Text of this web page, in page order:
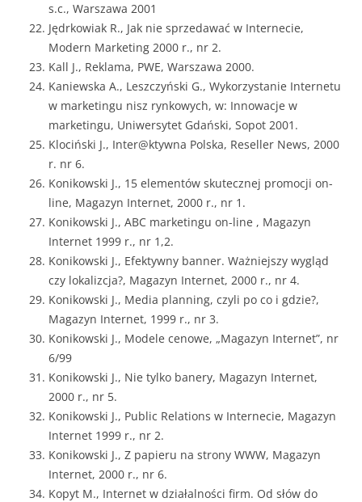
s.c., Warszawa 2001
Jędrkowiak R., Jak nie sprzedawać w Internecie,
Modern Marketing 2000 r., nr 2.
Kall J., Reklama, PWE, Warszawa 2000.
Kaniewska A., Leszczyński G., Wykorzystanie Internetu
w marketingu nisz rynkowych, w: Innowacje w
marketingu, Uniwersytet Gdański, Sopot 2001.
Klociński J., Inter@ktywna Polska, Reseller News, 2000
r. nr 6.
Konikowski J., 15 elementów skutecznej promocji on-
line, Magazyn Internet, 2000 r., nr 1.
Konikowski J., ABC marketingu on-line , Magazyn
Internet 1999 r., nr 1,2.
Konikowski J., Efektywny banner. Ważniejszy wygląd
czy lokalizcja?, Magazyn Internet, 2000 r., nr 4.
Konikowski J., Media planning, czyli po co i gdzie?,
Magazyn Internet, 1999 r., nr 3.
Konikowski J., Modele cenowe, „Magazyn Internet”, nr
6/99
Konikowski J., Nie tylko banery, Magazyn Internet,
2000 r., nr 5.
Konikowski J., Public Relations w Internecie, Magazyn
Internet 1999 r., nr 2.
Konikowski J., Z papieru na strony WWW, Magazyn
Internet, 2000 r., nr 6.
Kopyt M., Internet w działalności firm. Od słów do